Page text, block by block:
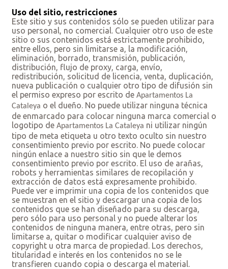
Uso del sitio, restricciones
Este sitio y sus contenidos sólo se pueden utilizar para
uso personal, no comercial. Cualquier otro uso de este
sitio o sus contenidos está estrictamente prohibido,
entre ellos, pero sin limitarse a, la modificación,
eliminación, borrado, transmisión, publicación,
distribución, flujo de proxy, carga, envío,
redistribución, solicitud de licencia, venta, duplicación,
nueva publicación o cualquier otro tipo de difusión sin
el permiso expreso por escrito de Apartamentos La
Cataleya o el dueño. No puede utilizar ninguna técnica
de enmarcado para colocar ninguna marca comercial o
logotipo de Apartamentos La Cataleya ni utilizar ningún
tipo de meta etiqueta u otro texto oculto sin nuestro
consentimiento previo por escrito. No puede colocar
ningún enlace a nuestro sitio sin que le demos
consentimiento previo por escrito. El uso de arañas,
robots y herramientas similares de recopilación y
extracción de datos está expresamente prohibido.
Puede ver e imprimir una copia de los contenidos que
se muestran en el sitio y descargar una copia de los
contenidos que se han diseñado para su descarga,
pero sólo para uso personal y no puede alterar los
contenidos de ninguna manera, entre otras, pero sin
limitarse a, quitar o modificar cualquier aviso de
copyright u otra marca de propiedad. Los derechos,
titularidad e interés en los contenidos no se le
transfieren cuando copia o descarga el material.